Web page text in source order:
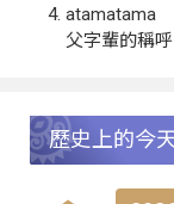
atamatama
父字輩的稱呼
歷史上的今